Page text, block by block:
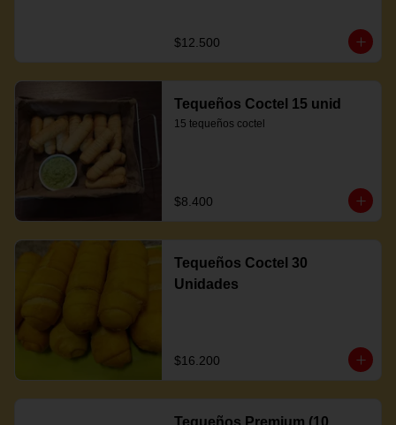
$12.500
Tequeños Coctel 15 unid
15 tequeños coctel
$8.400
Tequeños Coctel 30
Unidades
$16.200
Tequeños Premium (10